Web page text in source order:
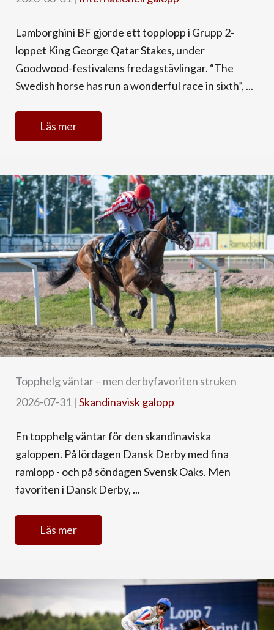
Lamborghini BF gjorde ett topplopp i Grupp 2-
loppet King George Qatar Stakes, under
Goodwood-festivalens fredagstävlingar. “The
Swedish horse has run a wonderful race in sixth”, ...
Läs mer
Topphelg väntar – men derbyfavoriten struken
2026-07-31 | Skandinavisk galopp
En topphelg väntar för den skandinaviska
galoppen. På lördagen Dansk Derby med fina
ramlopp - och på söndagen Svensk Oaks. Men
favoriten i Dansk Derby, ...
Läs mer